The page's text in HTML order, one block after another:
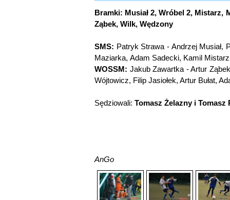
Bramki: Musiał 2, Wróbel 2, Mistarz,
Ząbek, Wilk, Wędzony
SMS: Patryk Strawa - Andrzej Musiał,
Maziarka, Adam Sadecki, Kamil
WOSSM: Jakub Zawartka - Artur
Wójtowicz, Filip Jasiołek, Artur Bułat,
Sędziowali: Tomasz Żelazny i Tomasz
AnGo